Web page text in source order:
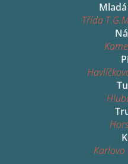
Třída
Karlovo